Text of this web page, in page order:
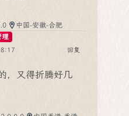
中国-安徽-合肥
理
回复
，又得折腾好几